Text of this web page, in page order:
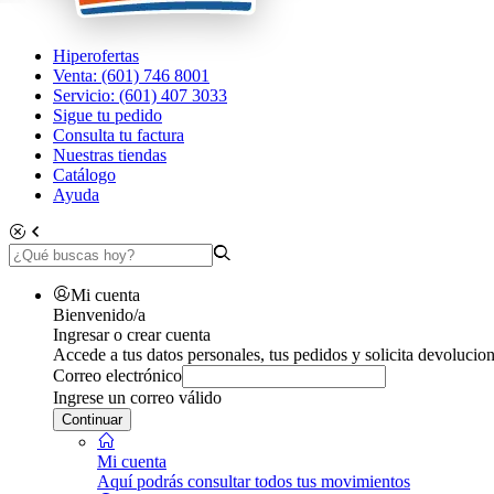
Hiperofertas
Venta: (601) 746 8001
Servicio: (601) 407 3033
Sigue tu pedido
Consulta tu factura
Nuestras tiendas
Catálogo
Ayuda
Mi cuenta
Bienvenido/a
Ingresar o crear cuenta
Accede a tus datos personales, tus pedidos y solicita
Correo electrónico
Ingrese un correo válido
Continuar
Mi cuenta
Aquí podrás consultar todos tus movimientos